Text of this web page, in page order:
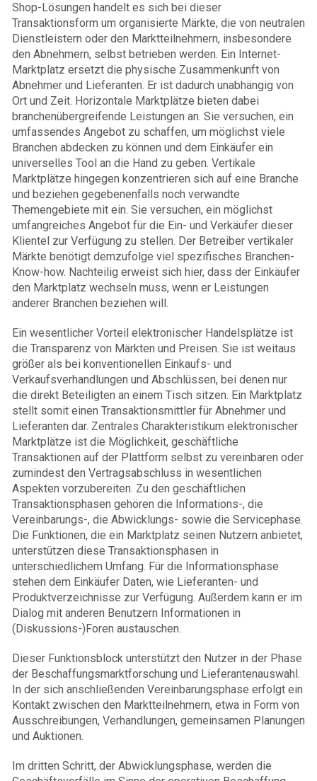
Shop-Lösungen handelt es sich bei dieser
Transaktionsform um organisierte Märkte, die von neutralen
Dienstleistern oder den Marktteilnehmern, insbesondere
den Abnehmern, selbst betrieben werden. Ein Internet-
Marktplatz ersetzt die physische Zusammenkunft von
Abnehmer und Lieferanten. Er ist dadurch unabhängig von
Ort und Zeit. Horizontale Marktplätze bieten dabei
branchenübergreifende Leistungen an. Sie versuchen, ein
umfassendes Angebot zu schaffen, um möglichst viele
Branchen abdecken zu können und dem Einkäufer ein
universelles Tool an die Hand zu geben. Vertikale
Marktplätze hingegen konzentrieren sich auf eine Branche
und beziehen gegebenenfalls noch verwandte
Themengebiete mit ein. Sie versuchen, ein möglichst
umfangreiches Angebot für die Ein- und Verkäufer dieser
Klientel zur Verfügung zu stellen. Der Betreiber vertikaler
Märkte benötigt demzufolge viel spezifisches Branchen-
Know-how. Nachteilig erweist sich hier, dass der Einkäufer
den Marktplatz wechseln muss, wenn er Leistungen
anderer Branchen beziehen will.
Ein wesentlicher Vorteil elektronischer Handelsplätze ist
die Transparenz von Märkten und Preisen. Sie ist weitaus
größer als bei konventionellen Einkaufs- und
Verkaufsverhandlungen und Abschlüssen, bei denen nur
die direkt Beteiligten an einem Tisch sitzen. Ein Marktplatz
stellt somit einen Transaktionsmittler für Abnehmer und
Lieferanten dar. Zentrales Charakteristikum elektronischer
Marktplätze ist die Möglichkeit, geschäftliche
Transaktionen auf der Plattform selbst zu vereinbaren oder
zumindest den Vertragsabschluss in wesentlichen
Aspekten vorzubereiten. Zu den geschäftlichen
Transaktionsphasen gehören die Informations-, die
Vereinbarungs-, die Abwicklungs- sowie die Servicephase.
Die Funktionen, die ein Marktplatz seinen Nutzern anbietet,
unterstützen diese Transaktionsphasen in
unterschiedlichem Umfang. Für die Informationsphase
stehen dem Einkäufer Daten, wie Lieferanten- und
Produktverzeichnisse zur Verfügung. Außerdem kann er im
Dialog mit anderen Benutzern Informationen in
(Diskussions-)Foren austauschen.
Dieser Funktionsblock unterstützt den Nutzer in der Phase
der Beschaffungsmarktforschung und Lieferantenauswahl.
In der sich anschließenden Vereinbarungsphase erfolgt ein
Kontakt zwischen den Marktteilnehmern, etwa in Form von
Ausschreibungen, Verhandlungen, gemeinsamen Planungen
und Auktionen.
Im dritten Schritt, der Abwicklungsphase, werden die